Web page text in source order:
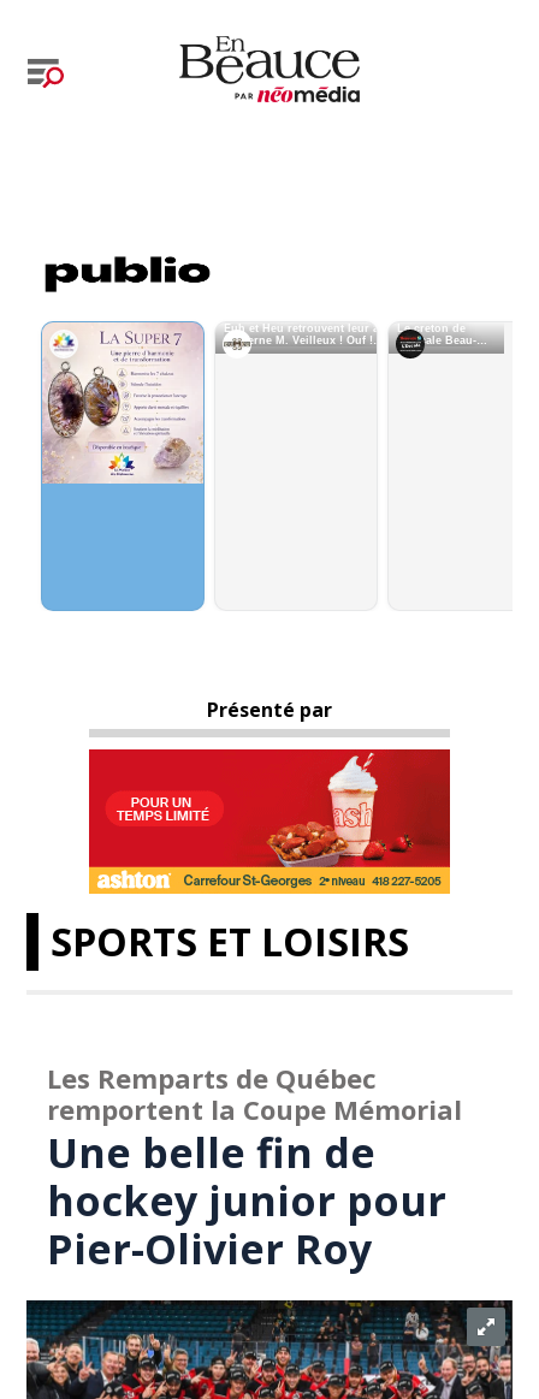
Présenté par
SPORTS ET LOISIRS
Les Remparts de Québec
remportent la Coupe Mémorial
Une belle fin de
hockey junior pour
Pier-Olivier Roy